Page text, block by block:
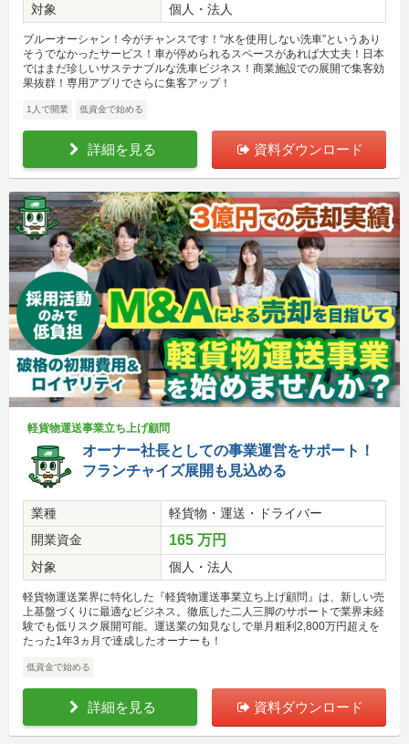
対象 個人・法人
ブルーオーシャン！今がチャンスです！“水を使用しない洗車”というあり
そうでなかったサービス！車が停められるスペースがあれば大丈夫！日本
ではまだ珍しいサステナブルな洗車ビジネス！商業施設での展開で集客効
果抜群！専用アプリでさらに集客アップ！
1人で開業 低資金で始める
詳細を見る 資料ダウンロード
軽貨物運送事業立ち上げ顧問
オーナー社長としての事業運営をサポート！
フランチャイズ展開も見込める
業種
軽貨物・運送・ドライバー
開業資金
165 万円
対象 個人・法人
軽貨物運送業界に特化した『軽貨物運送事業立ち上げ顧問』は、新しい売
上基盤づくりに最適なビジネス。徹底した二人三脚のサポートで業界未経
験でも低リスク展開可能。運送業の知見なしで単月粗利2,800万円超えを
たった1年3ヵ月で達成したオーナーも！
低資金で始める
詳細を見る 資料ダウンロード